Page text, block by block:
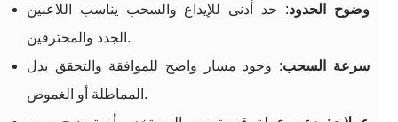
وضوح الحدود: حد أدنى للإيداع والسحب يناسب اللاعبين
الجدد والمحترفين.
سرعة السحب: وجود مسار واضح للموافقة والتحقق بدل
المماطلة أو الغموض.